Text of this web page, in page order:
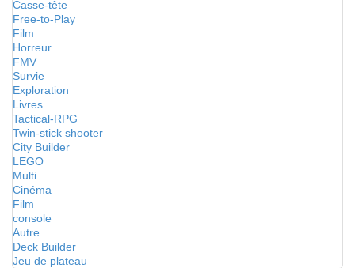
Casse-tête
Free-to-Play
Film
Horreur
FMV
Survie
Exploration
Livres
Tactical-RPG
Twin-stick shooter
City Builder
LEGO
Multi
Cinéma
Film
console
Autre
Deck Builder
Jeu de plateau